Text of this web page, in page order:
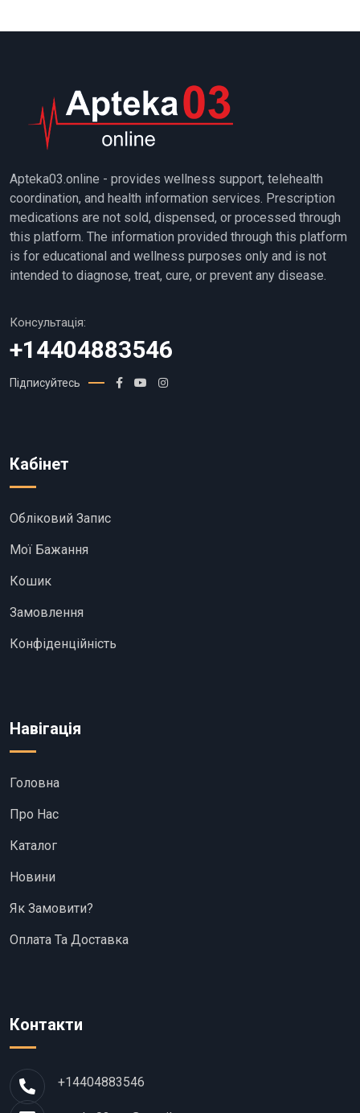
Apteka03.online - provides wellness support, telehealth
coordination, and health information services. Prescription
medications are not sold, dispensed, or processed through
this platform. The information provided through this platform
is for educational and wellness purposes only and is not
intended to diagnose, treat, cure, or prevent any disease.
Консультація:
+14404883546
Підписуйтесь
Кабінет
Обліковий Запис
Мої Бажання
Кошик
Замовлення
Конфіденційність
Навігація
Головна
Про Нас
Каталог
Новини
Як Замовити?
Оплата Та Доставка
Контакти
+14404883546